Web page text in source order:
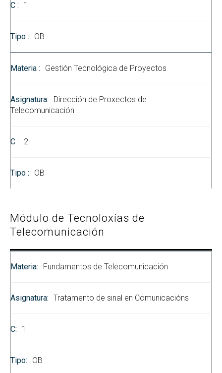
1
OB
Gestión Tecnológica de Proyectos
Dirección de Proxectos de
Telecomunicación
2
OB
Módulo de Tecnoloxías de
Telecomunicación
Fundamentos de Telecomunicación
Tratamento de sinal en Comunicacións
1
OB